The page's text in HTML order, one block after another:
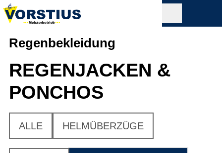
Regenbekleidung
REGENJACKEN &
PONCHOS
ALLE HELMÜBERZÜGE